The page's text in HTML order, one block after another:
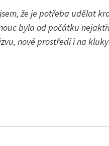
že je potřeba udělat
byla od počátku
nové prostředí i na